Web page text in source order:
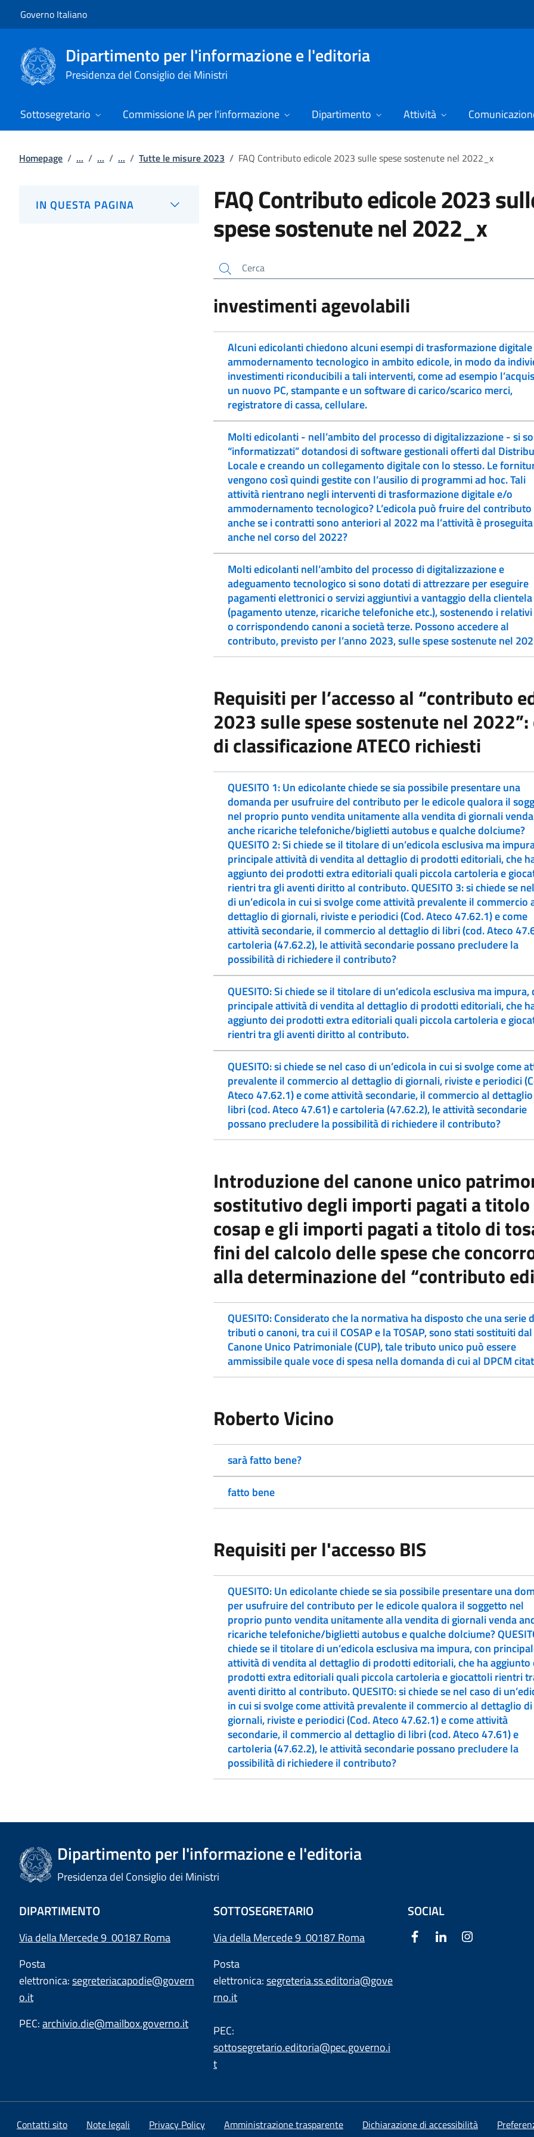
Governo Italiano
Dipartimento per l'informazione e l'editoria
Presidenza del Consiglio dei Ministri
Sottosegretario Commissione IA per l'informazione Dipartimento Attività
Homepage / ... / ... / ... / Tutte le misure 2023 / FAQ Contributo edicole 2023 sulle spese sostenute nel 2022_x
IN QUESTA PAGINA FAQ Contributo edicole 2023
spese sostenute nel 2022_x
Cerca
investimenti agevolabili
Alcuni edicolanti chiedono alcuni esempi di trasformazione
ammodernamento tecnologico in ambito edicole, in modo da
investimenti riconducibili a tali interventi, come ad esempio
un nuovo PC, stampante e un software di carico/scarico merci,
registratore di cassa, cellulare.
Molti edicolanti - nell’ambito del processo di digitalizzazione - si
“informatizzati” dotandosi di software gestionali offerti dal
Locale e creando un collegamento digitale con lo stesso. Le
vengono così quindi gestite con l’ausilio di programmi ad hoc. Tali
attività rientrano negli interventi di trasformazione digitale e/o
ammodernamento tecnologico? L’edicola può fruire del contributo
anche se i contratti sono anteriori al 2022 ma l’attività è proseguita
anche nel corso del 2022?
Molti edicolanti nell’ambito del processo di digitalizzazione e
adeguamento tecnologico si sono dotati di attrezzare per eseguire
pagamenti elettronici o servizi aggiuntivi a vantaggio della clientela
(pagamento utenze, ricariche telefoniche etc.), sostenendo i
o corrispondendo canoni a società terze. Possono accedere al
contributo, previsto per l’anno 2023, sulle spese sostenute nel
Requisiti per l’accesso al “contributo
2023 sulle spese sostenute nel 2022”:
di classificazione ATECO richiesti
QUESITO 1: Un edicolante chiede se sia possibile presentare una
domanda per usufruire del contributo per le edicole qualora il
nel proprio punto vendita unitamente alla vendita di giornali venda
anche ricariche telefoniche/biglietti autobus e qualche dolciume?
QUESITO 2: Si chiede se il titolare di un’edicola esclusiva ma
principale attività di vendita al dettaglio di prodotti editoriali, che
aggiunto dei prodotti extra editoriali quali piccola cartoleria e
rientri tra gli aventi diritto al contributo. QUESITO 3: si chiede se nel caso
di un’edicola in cui si svolge come attività prevalente il commercio
dettaglio di giornali, riviste e periodici (Cod. Ateco 47.62.1) e come
attività secondarie, il commercio al dettaglio di libri (cod. Ateco
cartoleria (47.62.2), le attività secondarie possano precludere la
possibilità di richiedere il contributo?
QUESITO: Si chiede se il titolare di un’edicola esclusiva ma impura,
principale attività di vendita al dettaglio di prodotti editoriali, che
aggiunto dei prodotti extra editoriali quali piccola cartoleria e
rientri tra gli aventi diritto al contributo.
QUESITO: si chiede se nel caso di un’edicola in cui si svolge come
prevalente il commercio al dettaglio di giornali, riviste e periodici
Ateco 47.62.1) e come attività secondarie, il commercio al
libri (cod. Ateco 47.61) e cartoleria (47.62.2), le attività secondarie
possano precludere la possibilità di richiedere il contributo?
Introduzione del canone unico
sostitutivo degli importi pagati a
cosap e gli importi pagati a titolo di
fini del calcolo delle spese che
alla determinazione del “contributo
QUESITO: Considerato che la normativa ha disposto che una serie
tributi o canoni, tra cui il COSAP e la TOSAP, sono stati sostituiti dal
Canone Unico Patrimoniale (CUP), tale tributo unico può essere
ammissibile quale voce di spesa nella domanda di cui al DPCM
Roberto Vicino
sarà fatto bene?
fatto bene
Requisiti per l'accesso BIS
QUESITO: Un edicolante chiede se sia possibile presentare una
per usufruire del contributo per le edicole qualora il soggetto nel
proprio punto vendita unitamente alla vendita di giornali venda
ricariche telefoniche/biglietti autobus e qualche dolciume? QUESITO: Si
chiede se il titolare di un’edicola esclusiva ma impura, con
attività di vendita al dettaglio di prodotti editoriali, che ha aggiunto
prodotti extra editoriali quali piccola cartoleria e giocattoli rientri
aventi diritto al contributo. QUESITO: si chiede se nel caso di un’edicola
in cui si svolge come attività prevalente il commercio al dettaglio di
giornali, riviste e periodici (Cod. Ateco 47.62.1) e come attività
secondarie, il commercio al dettaglio di libri (cod. Ateco 47.61) e
cartoleria (47.62.2), le attività secondarie possano precludere la
possibilità di richiedere il contributo?
Dipartimento per l'informazione e l'editoria
Presidenza del Consiglio dei Ministri
DIPARTIMENTO
Via della Mercede 9 00187 Roma
Posta
elettronica:segreteriacapodie@govern
o.it
PEC:archivio.die@mailbox.governo.it
SOTTOSEGRETARIO
Via della Mercede 9 00187 Roma
Posta
elettronica:segreteria.ss.editoria@gove
rno.it
PEC:
sottosegretario.editoria@pec.governo.i
t
SOCIAL
Contatti sito Note legali Privacy Policy Amministrazione trasparente Dichiarazione di accessibilità